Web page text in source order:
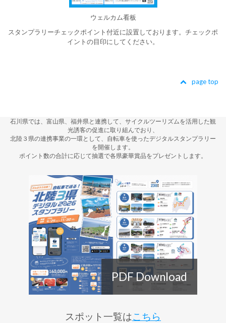
ウェルカム看板
スタンプラリーチェックポイント付近に設置しております。チェックポ
イントの目印にしてください。
page top
石川県では、富山県、福井県と連携して、サイクルツーリズムを活用した観
光誘客の促進に取り組んでおり、
北陸３県の連携事業の一環として、自転車を使ったデジタルスタンプラリー
を開催します。
ポイント数の合計に応じて抽選で各県豪華賞品をプレゼントします。
PDF Download
スポット一覧はこちら